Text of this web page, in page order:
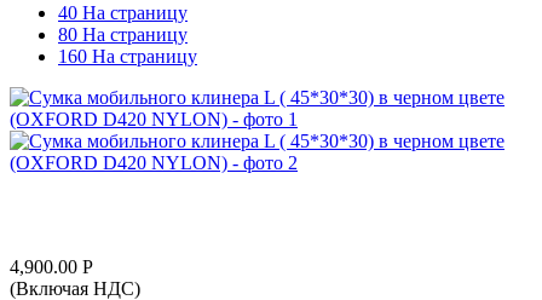
40 На страницу
80 На страницу
160 На страницу
4,900.00 Р
(Включая НДС)